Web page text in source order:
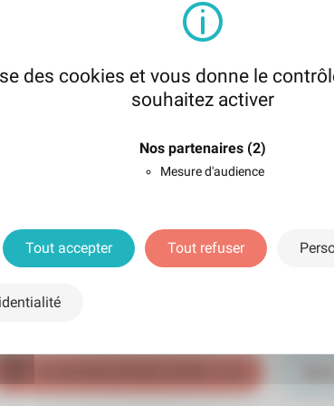
des cookies et vous donne le
souhaitez activer
Nos partenaires (2)
Mesure d'audience
Tout accepter Tout refuser
contact avec la